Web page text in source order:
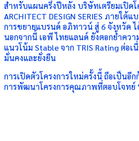
สำหรับแผนครึ่งปีหลัง บริษัทเตรียมเปิดโ
ARCHITECT DESIGN SERIES ภายใต้
การขยายแบรนด์ อภิทาวน์ สู่ 6 จังหวัด
นอกจากนี้ เอพี ไทยแลนด์ ยังตอกย้ำควา
แนวโน้ม Stable จาก TRIS Rating ต่อ
มั่นคงและยั่งยืน
การเปิดตัวโครงการใหม่ครั้งนี้ ถือเป็น
การพัฒนาโครงการคุณภาพที่ตอบโจทย์